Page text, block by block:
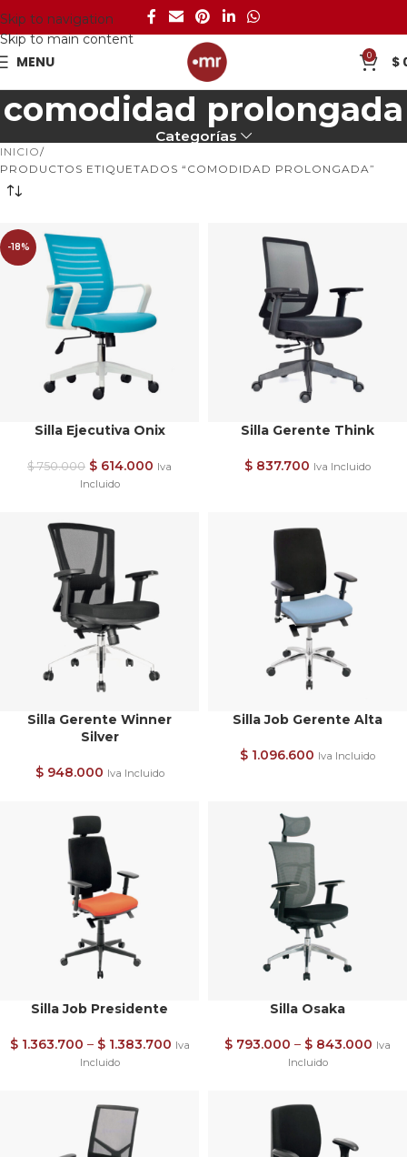
Skip to navigation
Skip to main content
MENU 0 $
comodidad prolongada
Categorías
INICIO
PRODUCTOS ETIQUETADOS “COMODIDAD PROLONGADA”
-18%
Silla Ejecutiva Onix
$750.000 $ 614.000 Iva
Incluido
Silla Gerente Think
$ 837.700 Iva Incluido
Silla Gerente Winner
Silver
$948.000 Iva Incluido
Silla Job Gerente Alta
$ 1.096.600 Iva Incluido
Silla Job Presidente
$1.363.700 – $1.383.700 Iva
Incluido
Silla Osaka
$ 793.000 – $ 843.000 Iva
Incluido